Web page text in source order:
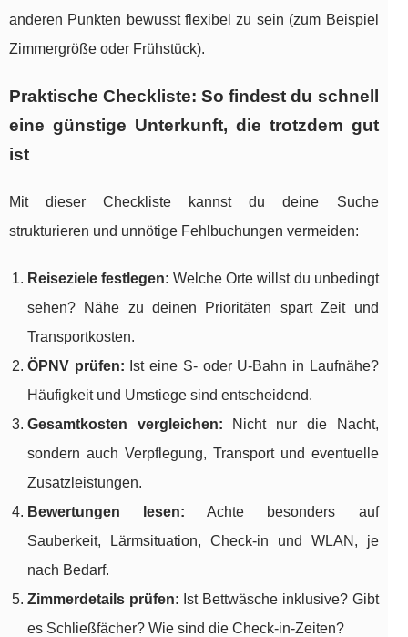
anderen Punkten bewusst flexibel zu sein (zum Beispiel
Zimmergröße oder Frühstück).
Praktische Checkliste: So findest du schnell
eine günstige Unterkunft, die trotzdem gut
ist
Mit dieser Checkliste kannst du deine Suche
strukturieren und unnötige Fehlbuchungen vermeiden:
Reiseziele festlegen: Welche Orte willst du unbedingt
sehen? Nähe zu deinen Prioritäten spart Zeit und
Transportkosten.
ÖPNV prüfen: Ist eine S- oder U-Bahn in Laufnähe?
Häufigkeit und Umstiege sind entscheidend.
Gesamtkosten vergleichen: Nicht nur die Nacht,
sondern auch Verpflegung, Transport und eventuelle
Zusatzleistungen.
Bewertungen lesen: Achte besonders auf
Sauberkeit, Lärmsituation, Check-in und WLAN, je
nach Bedarf.
Zimmerdetails prüfen: Ist Bettwäsche inklusive? Gibt
es Schließfächer? Wie sind die Check-in-Zeiten?